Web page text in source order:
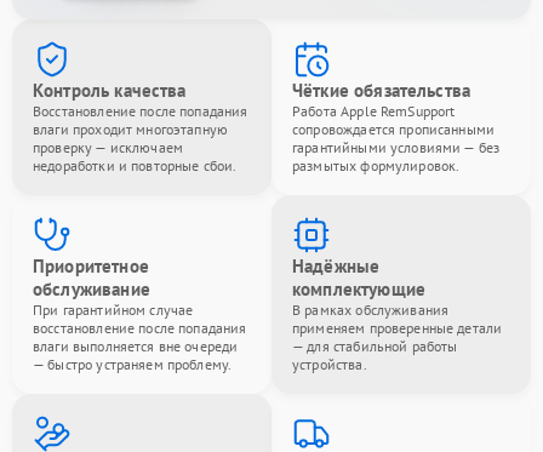
Контроль качества
Восстановление после попадания
влаги проходит многоэтапную
проверку — исключаем
недоработки и повторные сбои.
Чёткие обязательства
Работа Apple RemSupport
сопровождается прописанными
гарантийными условиями — без
размытых формулировок.
Приоритетное
обслуживание
При гарантийном случае
восстановление после попадания
влаги выполняется вне очереди
— быстро устраняем проблему.
Надёжные
комплектующие
В рамках обслуживания
применяем проверенные детали
— для стабильной работы
устройства.